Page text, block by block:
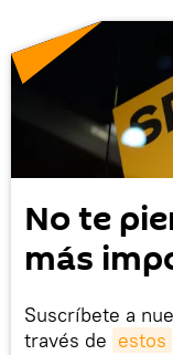
No te
más
Suscríbete a
través de estos